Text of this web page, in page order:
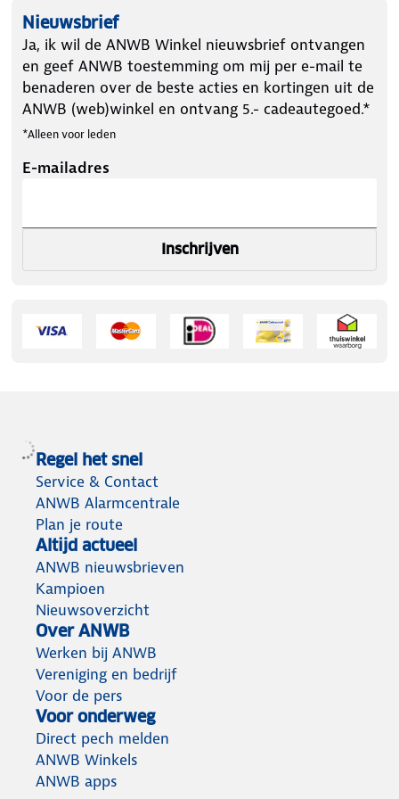
Nieuwsbrief
Ja, ik wil de ANWB Winkel nieuwsbrief ontvangen
en geef ANWB toestemming om mij per e-mail te
benaderen over de beste acties en kortingen uit de
ANWB (web)winkel en ontvang 5.- cadeautegoed.*
*Alleen voor leden
E-mailadres
Inschrijven
Regel het snel
Service & Contact
ANWB Alarmcentrale
Plan je route
Altijd actueel
ANWB nieuwsbrieven
Kampioen
Nieuwsoverzicht
Over ANWB
Werken bij ANWB
Vereniging en bedrijf
Voor de pers
Voor onderweg
Direct pech melden
ANWB Winkels
ANWB apps